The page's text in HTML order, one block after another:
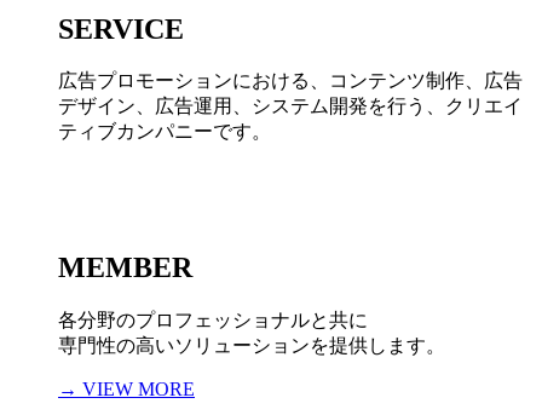
SERVICE
広告プロモーションにおける、コンテンツ制作、広告
デザイン、広告運用、システム開発を行う、
クリエイ
ティブカンパニーです。
MEMBER
各分野のプロフェッショナルと共に
専門性の高いソリューションを提供します。
→ VIEW MORE